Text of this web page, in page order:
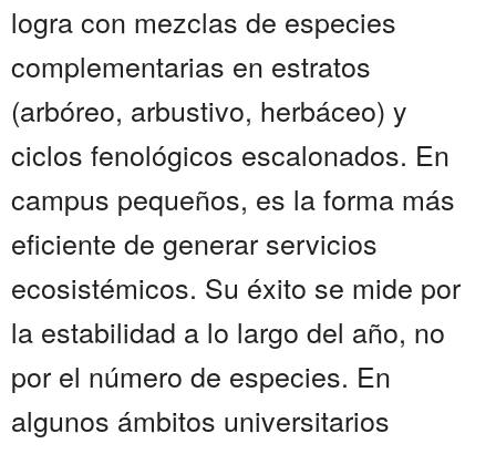
logra con mezclas de especies
complementarias en estratos
(arbóreo, arbustivo, herbáceo) y
ciclos fenológicos escalonados. En
campus pequeños, es la forma más
eficiente de generar servicios
ecosistémicos. Su éxito se mide por
la estabilidad a lo largo del año, no
por el número de especies. En
algunos ámbitos universitarios